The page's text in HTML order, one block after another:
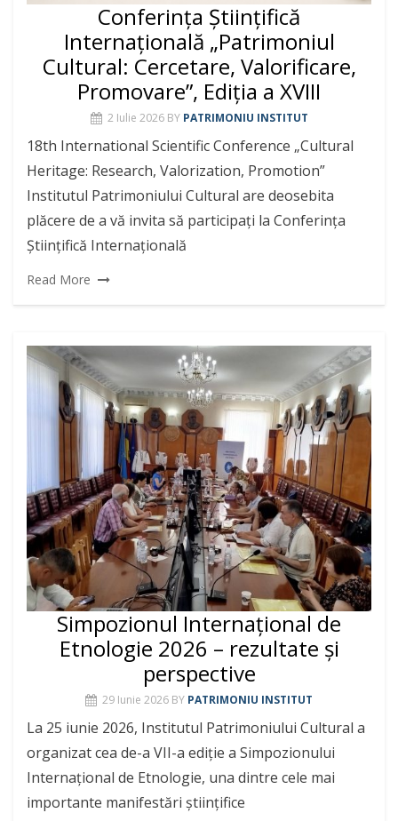
Conferința Științifică
Internațională „Patrimoniul
Cultural: Cercetare, Valorificare,
Promovare”, Ediția a XVIII
2 Iulie 2026 BY PATRIMONIU INSTITUT
18th International Scientific Conference „Cultural
Heritage: Research, Valorization, Promotion”
Institutul Patrimoniului Cultural are deosebita
plăcere de a vă invita să participați la Conferința
Științifică Internațională
Read More
Simpozionul Internațional de
Etnologie 2026 – rezultate și
perspective
29 Iunie 2026 BY PATRIMONIU INSTITUT
La 25 iunie 2026, Institutul Patrimoniului Cultural a
organizat cea de-a VII-a ediție a Simpozionului
Internațional de Etnologie, una dintre cele mai
importante manifestări științifice